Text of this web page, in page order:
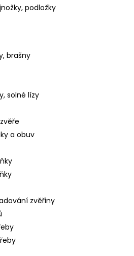
podložky
brašny
solné lízy
a obuv
zvěřiny